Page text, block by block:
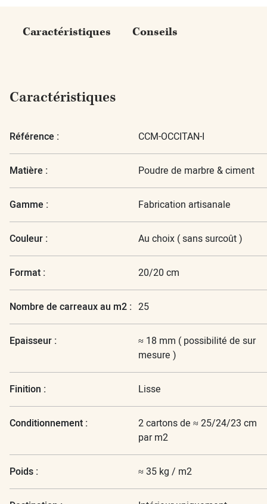
Caractéristiques Conseils
Caractéristiques
Référence : CCM-OCCITAN-I
Matière : Poudre de marbre & ciment
Gamme : Fabrication artisanale
Couleur : Au choix ( sans surcoût )
Format : 20/20 cm
Nombre de carreaux au m2 : 25
Epaisseur :
≈ 18 mm ( possibilité de sur
mesure )
Finition : Lisse
Conditionnement :
2 cartons de ≈ 25/24/23 cm
par m2
Poids : ≈ 35 kg / m2